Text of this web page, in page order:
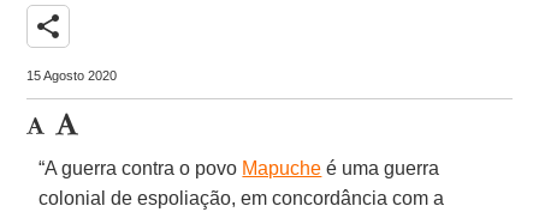
share
15 Agosto 2020
“A guerra contra o povo Mapuche é uma guerra
colonial de espoliação, em concordância com a